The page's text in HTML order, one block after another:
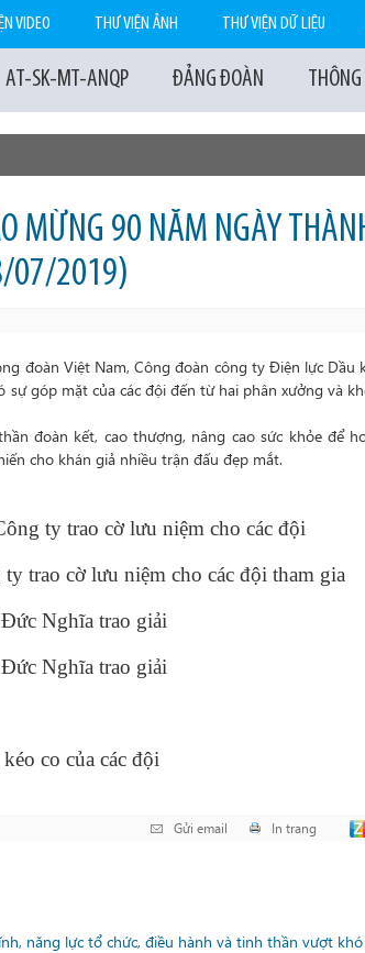
AT-SK-MT-ANQP ĐẢNG ĐOÀN
VIDEO THƯ VIỆN ẢNH THƯ VIỆN DỮ LIỆU
MỪNG 90 NĂM NGÀY
07/2019)
đoàn Việt Nam, Công đoàn công ty Điện lực Dầu
góp mặt của các đội đến từ hai phân xưởng và
đoàn kết, cao thượng, nâng cao sức khỏe để
cho khán giả nhiều trận đấu đẹp mắt.
ty trao cờ lưu niệm cho các đội
trao cờ lưu niệm cho các đội tham gia
Nghĩa trao giải
Nghĩa trao giải
co của các đội
In trang
Gửi email
năng lực tổ chức, điều hành và tinh thần vượt khó